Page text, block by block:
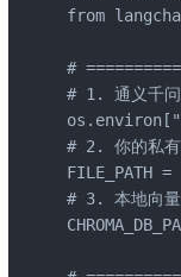
from
#
# 1. 通义千问
# 2. 你的私
FILE_PATH
# 3. 本地向量